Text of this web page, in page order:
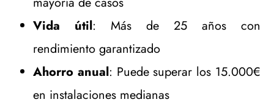
Vida útil: Más de 25 años con
rendimiento garantizado
Ahorro anual: Puede superar los 15.000€
en instalaciones medianas